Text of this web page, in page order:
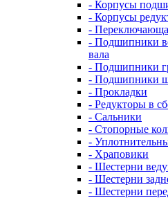
- Корпусы
- Корпусы
-
- Подшипники
вала
- Подшипники
- Подшипники
- Прокладки
- Редукторы в
- Сальники
- Стопорные
-
- Храповики
- Шестерни
- Шестерни
- Шестерни